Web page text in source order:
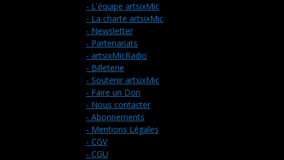
- L'équipe artsixMic
- La charte artsixMic
- Newsletter
- Partenariats
- artsixMicRadio
- Billeterie
- Soutenir artsixMic
- Faire un Don
- Nous contacter
- Abonnements
- Mentions Légales
- CGV
- CGU